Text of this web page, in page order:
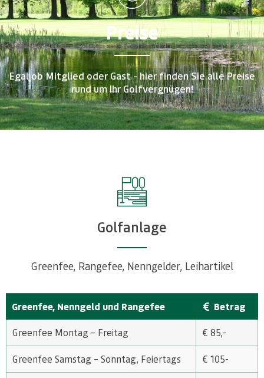
Preise
Egal ob Mitglied oder Gast - hier finden Sie alle Preise
rund um Ihr Golfvergnügen!
Golfanlage
Greenfee, Rangefee, Nenngelder, Leihartikel
Greenfee, Nenngeld und Rangefee Betrag
Greenfee Montag – Freitag € 85,-
Greenfee Samstag – Sonntag, Feiertags € 105-